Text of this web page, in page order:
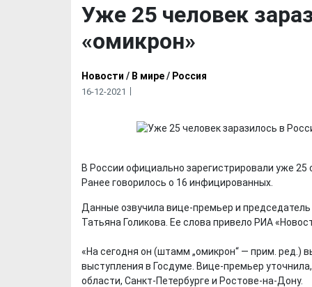
Уже 25 человек
«омикрон»
Новости / В мире/ Россия
16-12-2021
В России официально зарегистрировали уже
Ранее говорилось о 16 инфицированных.
Данные озвучила вице-премьер и
Татьяна Голикова. Ее слова привело РИА
«На сегодня он (штамм „омикрон“ — прим. ред.)
выступления в Госдуме. Вице-премьер
области, Санкт-Петербурге и Ростове-на-Дону.